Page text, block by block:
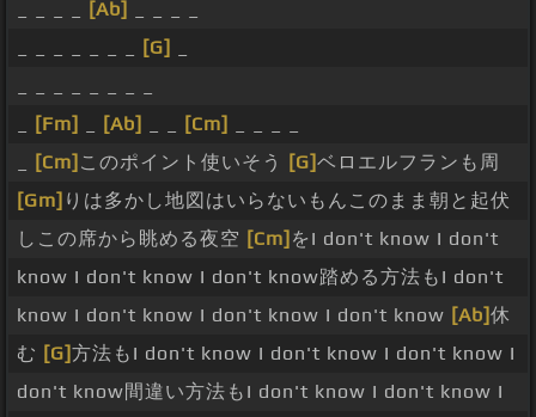
[Ab]
[G]
[Fm] [Ab] [Cm]
[Cm] このポイント使いそう [G]ベロエルフランも周
[Gm] りは多かし地図はいらないもんこのまま朝と起伏
しこの席から眺める夜空 [Cm] をI don't know I don't
know I don't know I don't know踏める方法もI don't
know I don't know I don't know I don't know [Ab]休
む [G]方法もI don't know I don't know I don't know I
don't know間違い方法もI don't know I don't know I